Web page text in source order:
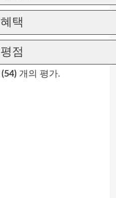
혜택
평점
(54)개의 평가.